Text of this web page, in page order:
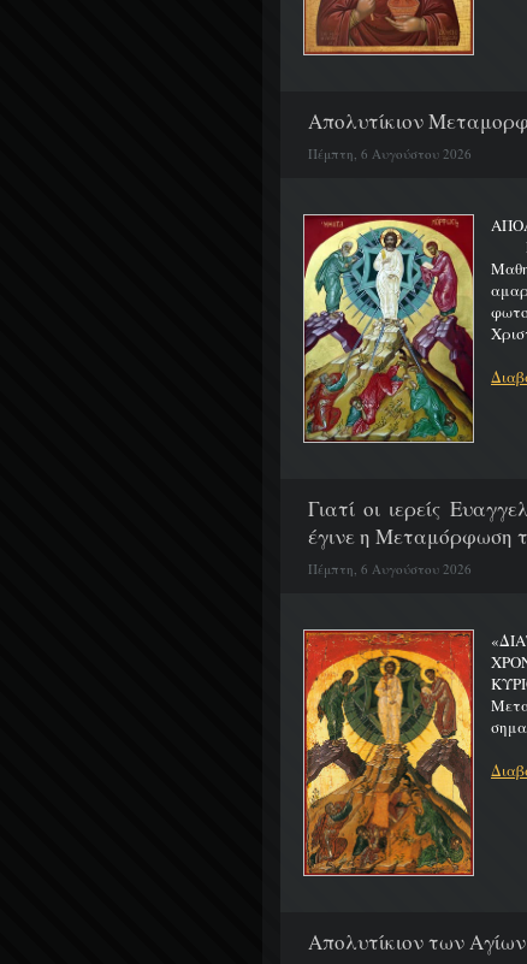
Απολυτίκιον
Πέμπτη, 6 Αυγούστου 2026
Γιατί οι ιερείς
έγινε η Μεταμόρφωση
Πέμπτη, 6 Αυγούστου 2026
Απολυτίκιον των